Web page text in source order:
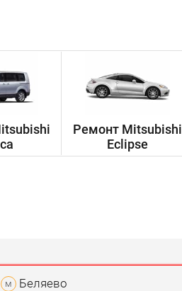
Ремонт Mitsubishi
Eclipse
м Беляево